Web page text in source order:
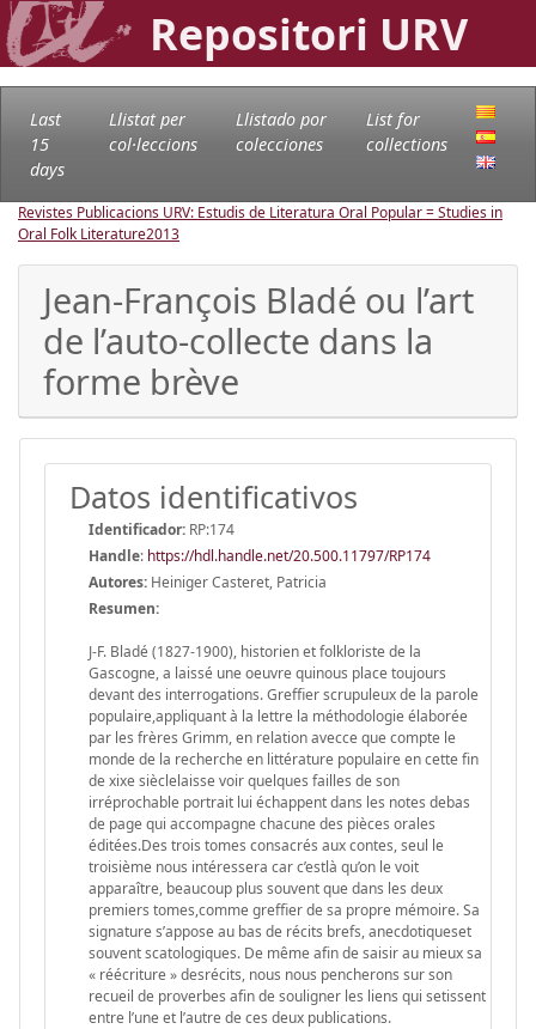
Repositori URV
Last
15
days
Llistat per
col·leccions
Llistado por
colecciones
List for
collections
Revistes Publicacions URV: Estudis de Literatura Oral Popular = Studies in
Oral Folk Literature2013
Jean-François Bladé ou l’art
de l’auto-collecte dans la
forme brève
Datos identificativos
Identificador: RP:174
Handle: https://hdl.handle.net/20.500.11797/RP174
Autores: Heiniger Casteret, Patricia
Resumen:
J-F. Bladé (1827-1900), historien et folkloriste de la
Gascogne, a laissé une oeuvre quinous place toujours
devant des interrogations. Greffier scrupuleux de la parole
populaire,appliquant à la lettre la méthodologie élaborée
par les frères Grimm, en relation avecce que compte le
monde de la recherche en littérature populaire en cette fin
de xixe sièclelaisse voir quelques failles de son
irréprochable portrait lui échappent dans les notes debas
de page qui accompagne chacune des pièces orales
éditées.Des trois tomes consacrés aux contes, seul le
troisième nous intéressera car c’estlà qu’on le voit
apparaître, beaucoup plus souvent que dans les deux
premiers tomes,comme greffier de sa propre mémoire. Sa
signature s’appose au bas de récits brefs, anecdotiqueset
souvent scatologiques. De même afin de saisir au mieux sa
« réécriture » desrécits, nous nous pencherons sur son
recueil de proverbes afin de souligner les liens qui setissent
entre l’une et l’autre de ces deux publications.